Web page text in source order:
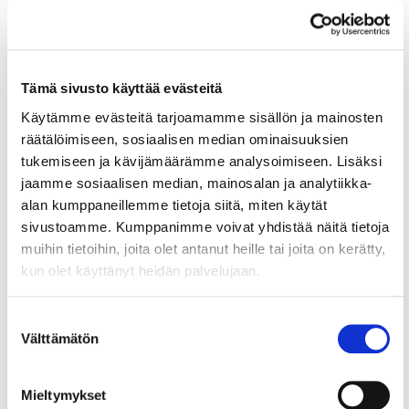
Tämä sivusto käyttää evästeitä
Käytämme evästeitä tarjoamamme sisällön ja mainosten
räätälöimiseen, sosiaalisen median ominaisuuksien
tukemiseen ja kävijämäärämme analysoimiseen. Lisäksi
jaamme sosiaalisen median, mainosalan ja analytiikka-
alan kumppaneillemme tietoja siitä, miten käytät
sivustoamme. Kumppanimme voivat yhdistää näitä tietoja
muihin tietoihin, joita olet antanut heille tai joita on kerätty,
kun olet käyttänyt heidän palvelujaan.
valinta
Välttämätön
Mieltymykset
30.10.2023 KAUPPAKAMARILAISET ÄÄNESSÄ
Mielipidekirjoitus: Valtion
ryhdistäydyttävä työperäisen
maahanmuuton edistämisessä
työvoiman...
3.5.2023 VAIKUTTAMISTYÖ